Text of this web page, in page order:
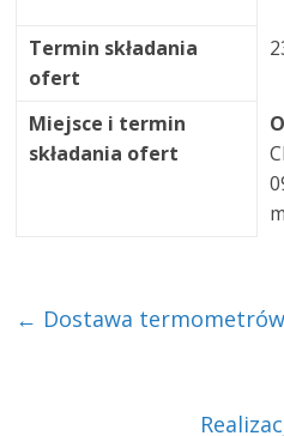
Termin składania
ofert
Miejsce i termin
składania ofert
← Dostawa